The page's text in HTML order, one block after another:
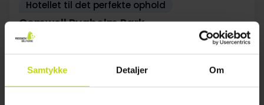
Samtykke Detaljer Om
Hotellet til det perfekte ophold
Comwell Bygholm Park